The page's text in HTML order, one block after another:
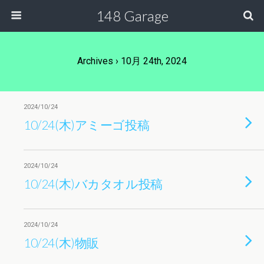
148 Garage
Archives › 10月 24th, 2024
2024/10/24
10/24(木)アミーゴ投稿
2024/10/24
10/24(木)バカタオル投稿
2024/10/24
10/24(木)物販